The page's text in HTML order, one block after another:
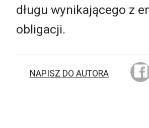
długu wynikającego z
obligacji.
NAPISZ DO AUTORA